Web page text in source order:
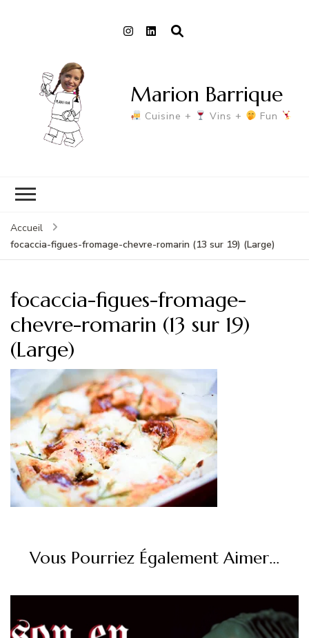
Marion Barrique
Cuisine + Vins + Fun
Accueil
focaccia-figues-fromage-chevre-romarin (13 sur 19) (Large)
focaccia-figues-fromage-
chevre-romarin (13 sur 19)
(Large)
Vous Pourriez Également Aimer...